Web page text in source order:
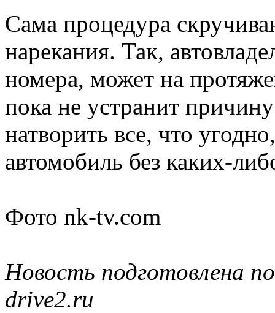
Сама процедура
нарекания. Так,
номера, может на
пока не устранит
натворить все, что
автомобиль без каких-
Фото nk-tv.com
Новость подготовлена
drive2.ru